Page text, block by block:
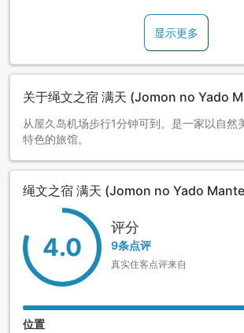
显示更多
关于绳文之宿 满天 (Jomon no Yado
从屋久岛机场步行1分钟可到。是一家以自然
特色的旅馆。
绳文之宿 满天 (Jomon no Yado
4.0
评分
9条点评
真实住客点评来自
位置